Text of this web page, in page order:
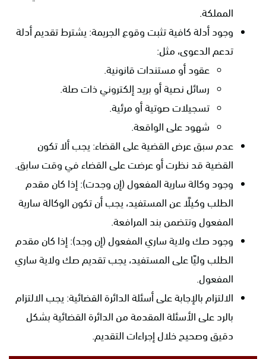
المملكة.
وجود أدلة كافية تثبت وقوع الجريمة: يشترط تقديم أدلة
تدعم الدعوى، مثل:
عقود أو مستندات قانونية.
رسائل نصية أو بريد إلكتروني ذات صلة.
تسجيلات صوتية أو مرئية.
شهود على الواقعة.
عدم سبق عرض القضية على القضاء: يجب ألا تكون
القضية قد نظرت أو عرضت على القضاء في وقت سابق.
وجود وكالة سارية المفعول (إن وجدت): إذا كان مقدم
الطلب وكيلًا عن المستفيد، يجب أن تكون الوكالة سارية
المفعول وتتضمن بند المرافعة.
وجود صك ولاية ساري المفعول (إن وجد): إذا كان مقدم
الطلب وليًا على المستفيد، يجب تقديم صك ولاية ساري
المفعول.
الالتزام بالإجابة على أسئلة الدائرة القضائية: يجب الالتزام
بالرد على الأسئلة المقدمة من الدائرة القضائية بشكل
دقيق وصحيح خلال إجراءات التقديم.